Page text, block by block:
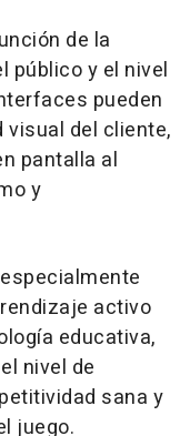
de la
público y el nivel
pueden
del cliente,
pantalla al
y
activo
educativa,
nivel de
sana y
juego.